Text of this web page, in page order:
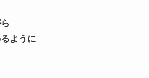
るように